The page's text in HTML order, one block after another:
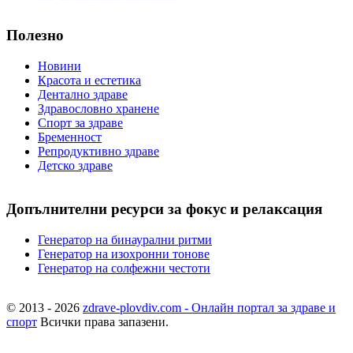
Полезно
Новини
Красота и естетика
Дентално здраве
Здравословно хранене
Спорт за здраве
Бременност
Репродуктивно здраве
Детско здраве
Допълнителни ресурси за фокус и релаксация
Генератор на бинаурални ритми
Генератор на изохронни тонове
Генератор на солфежни честоти
© 2013 - 2026 zdrave-plovdiv.com - Онлайн портал за здраве и
спорт Всички права запазени.